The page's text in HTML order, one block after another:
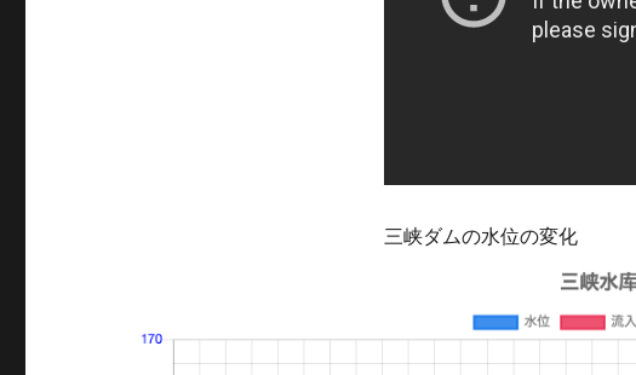
三峡ダムの水位の変化